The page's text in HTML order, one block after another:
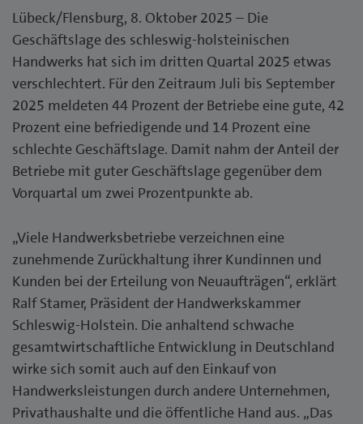
Lübeck/Flensburg, 8. Oktober 2025 – Die
Geschäftslage des schleswig-holsteinischen
Handwerks hat sich im dritten Quartal 2025 etwas
verschlechtert. Für den Zeitraum Juli bis September
2025 meldeten 44 Prozent der Betriebe eine gute, 42
Prozent eine befriedigende und 14 Prozent eine
schlechte Geschäftslage. Damit nahm der Anteil der
Betriebe mit guter Geschäftslage gegenüber dem
Vorquartal um zwei Prozentpunkte ab.
„Viele Handwerksbetriebe verzeichnen eine
zunehmende Zurückhaltung ihrer Kundinnen und
Kunden bei der Erteilung von Neuaufträgen“, erklärt
Ralf Stamer, Präsident der Handwerkskammer
Schleswig-Holstein. Die anhaltend schwache
gesamtwirtschaftliche Entwicklung in Deutschland
wirke sich somit auch auf den Einkauf von
Handwerksleistungen durch andere Unternehmen,
Privathaushalte und die öffentliche Hand aus. „Das